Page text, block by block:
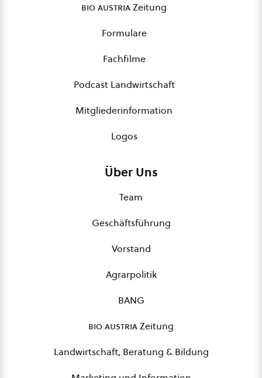
bio austriaZeitung
Formulare
Fachfilme
Podcast Landwirtschaft
Mitgliederinformation
Logos
Über Uns
Team
Geschäftsführung
Vorstand
Agrarpolitik
BANG
bio austriaZeitung
Landwirtschaft, Beratung & Bildung